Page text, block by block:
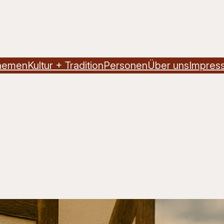
Kultur + TraditionPersonenÜber uns